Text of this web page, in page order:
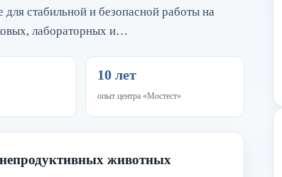
стабильной и безопасной работы на
лабораторных и…
10 лет
опыт центра «Мостест»
животных